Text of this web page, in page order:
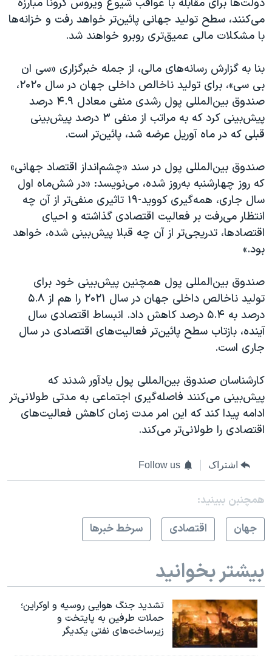
چهل سال گروگان‌گیری
قانون شفافیت دارائی کادر رهبری ایران
اسرائیل در جنگ
نرگس محمدی برنده جایزه نوبل صلح
همایش محافظه‌کاران آمریکا «سی‌پک»
سفر پرزیدنت ترامپ به چین
دولت‌ها برای مقابله با عواقب شیوع ویروس کرونا مبارزه
می‌‌کنند، سطح تولید جهانی پائین‌تر خواهد رفت و خزانه‌ها
با مشکلات مالی عمیق‌تری روبرو خواهند شد.
بنا به گزارش رسانه‌های مالی، از جمله خبرگزاری «سی ان
بی سی»، برای تولید ناخالص داخلی جهان در سال ۲۰۲۰،
صندوق بین‌المللی پول رشدی منفی معادل ۴.۹ درصد
پیش‌بینی کرد که به مراتب از منفی‌ ۳ درصد پیش‌بینی
قبلی که در ماه آوریل عرضه شد،‌ پائین‌تر است.
صندوق بین‌المللی پول در سند «چشم‌انداز اقتصاد جهانی»
که روز چهارشنبه به‌روز شده، می‌نویسد: «در شش‌ماه اول
سال جاری، همه‌گیری کووید-۱۹ تاثیری منفی‌تر از آن چه
انتظار می‌رفت بر فعالیت اقتصادی گذاشته و احیای
اقتصادها، تدریجی‌تر از آن چه قبلا پیش‌بینی شده، خواهد
بود.»
صندوق بین‌المللی پول همچنین پیش‌بینی خود برای
تولید ناخالص داخلی جهان در سال ۲۰۲۱ را هم از ۵.۸
درصد به ۵.۴ درصد کاهش داد. انبساط اقتصادی سال
آینده، بازتاب سطح پائین‌تر فعالیت‌های اقتصادی در سال
جاری است.
کارشناسان صندوق بین‌المللی پول یادآور شدند که
پیش‌بینی می‌کنند فاصله‌گیری اجتماعی به مدتی طولانی‌تر
ادامه پیدا کند که این امر مدت زمان کاهش فعالیت‌های
اقتصادی را طولانی‌تر می‌کند.
اشتراک Follow us
همچنبن ببینید:
جهان
اقتصادی سرخط خبرها
بیشتر بخوانید
تشدید جنگ هوایی روسیه و اوکراین؛
حملات طرفین به پایتخت‌ و
زیرساخت‌های نفتی یکدیگر